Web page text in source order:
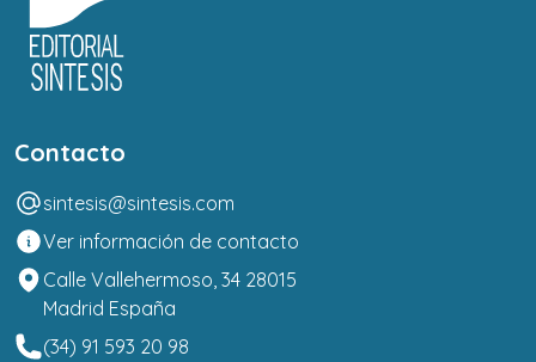
Contacto
sintesis@sintesis.com
Ver información de contacto
Calle Vallehermoso, 34 28015
Madrid España
(34) 91 593 20 98